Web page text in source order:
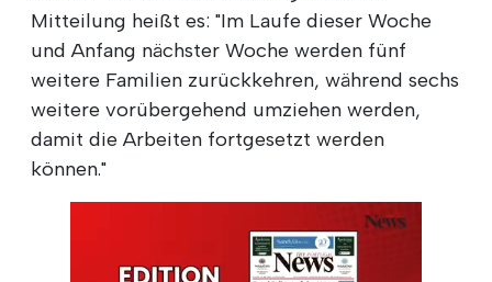
Mitteilung heißt es: "Im Laufe dieser Woche
und Anfang nächster Woche werden fünf
weitere Familien zurückkehren, während sechs
weitere vorübergehend umziehen werden,
damit die Arbeiten fortgesetzt werden
können."